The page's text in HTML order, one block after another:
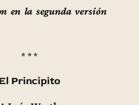
en la segunda versión
* * *
Principito